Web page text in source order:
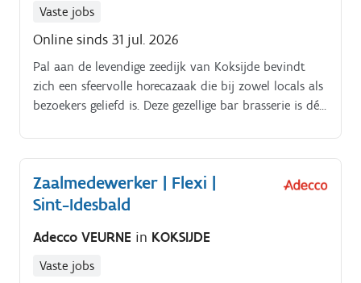
opdracht van de chef. Je bent primair
richtlijnen (datums controleren, leveringen
organiseren, etiketteringen nadeloos opvolgen,
poetsen en hygiëne waarborgen
Vaste jobs
Online sinds 31 jul. 2026
Pal aan de levendige zeedijk van Koksijde bevindt
zich een sfeervolle horecazaak die bij zowel locals als
bezoekers geliefd is. Deze gezellige bar brasserie is dé
genieten van sportwedstrijden op groot scherm.
Zaalmedewerker | Flexi |
Sint-Idesbald
Adecco VEURNE in KOKSIJDE
Vaste jobs